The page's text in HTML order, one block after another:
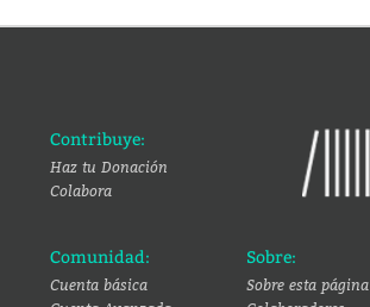
Contribuye:
Haz tu Donación
Colabora
Comunidad:
Cuenta básica
Sobre:
Sobre esta página